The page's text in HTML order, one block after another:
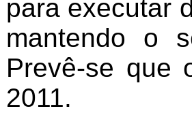
para executar
mantendo o
Prevê-se que
2011.